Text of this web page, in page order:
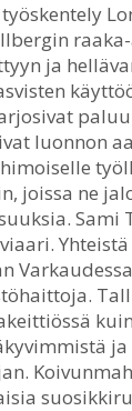
työskentely
ja
luonnon
joissa ne
Sami